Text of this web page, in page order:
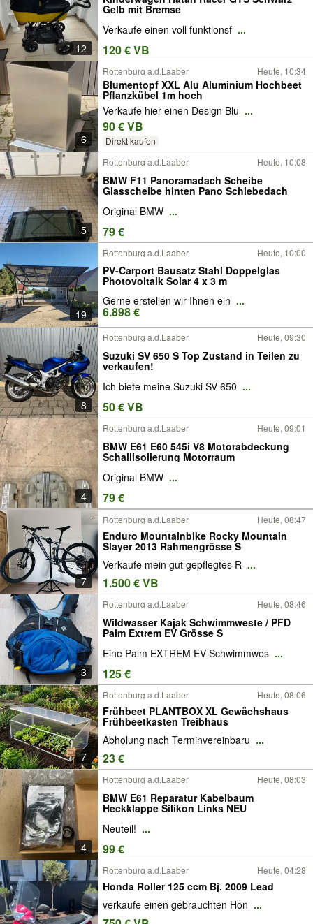
12
Gelb mit Bremse
Verkaufe einen voll funktionsf ...
120 € VB
6
Rottenburg a.d.Laaber Heute, 10:34
Blumentopf XXL Alu Aluminium Hochbeet
Pflanzkübel 1m hoch
Verkaufe hier einen Design Blu ...
90 € VB
Direkt kaufen
5
Rottenburg a.d.Laaber Heute, 10:08
BMW F11 Panoramadach Scheibe
Glasscheibe hinten Pano Schiebedach
Original BMW ...
79 €
19
Rottenburg a.d.Laaber Heute, 10:00
PV-Carport Bausatz Stahl Doppelglas
Photovoltaik Solar 4 x 3 m
Gerne erstellen wir Ihnen ein ...
6.898 €
8
Rottenburg a.d.Laaber Heute, 09:30
Suzuki SV 650 S Top Zustand in Teilen zu
verkaufen!
Ich biete meine Suzuki SV 650 ...
50 € VB
4
Rottenburg a.d.Laaber Heute, 09:01
BMW E61 E60 545i V8 Motorabdeckung
Schallisolierung Motorraum
Original BMW ...
79 €
7
Rottenburg a.d.Laaber Heute, 08:47
Enduro Mountainbike Rocky Mountain
Slayer 2013 Rahmengrösse S
Verkaufe mein gut gepflegtes R ...
1.500 € VB
3
Rottenburg a.d.Laaber Heute, 08:46
Wildwasser Kajak Schwimmweste / PFD
Palm Extrem EV Grösse S
Eine Palm EXTREM EV Schwimmwes ...
125 €
7
Rottenburg a.d.Laaber Heute, 08:06
Frühbeet PLANTBOX XL Gewächshaus
Frühbeetkasten Treibhaus
Abholung nach Terminvereinbaru ...
23 €
4
Rottenburg a.d.Laaber Heute, 08:03
BMW E61 Reparatur Kabelbaum
Heckklappe Silikon Links NEU
Neuteil! ...
99 €
Rottenburg a.d.Laaber Heute, 04:28
Honda Roller 125 ccm Bj. 2009 Lead
verkaufe einen gebrauchten Hon ...